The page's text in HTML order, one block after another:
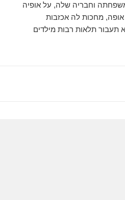
וחבריה שלה, על אופיה
מחכות לה אכזבות
תעבור תלאות רבות מילדים